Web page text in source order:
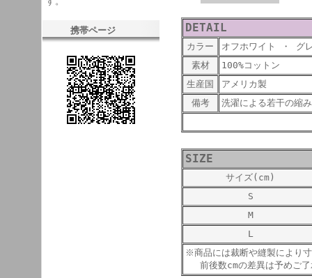
携帯ページ DETAIL
カラー
オフホワイト ・ グ
素材
100%コットン
生産国
アメリカ製
備考
洗濯による若干の縮
SIZE
サイズ(cm)
S
M
L
※商品には裁断や縫製により
前後数cmの差異は予めご了